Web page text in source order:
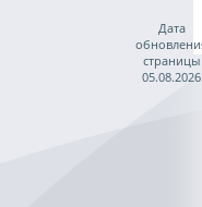
Дата
страницы
05.08.2026